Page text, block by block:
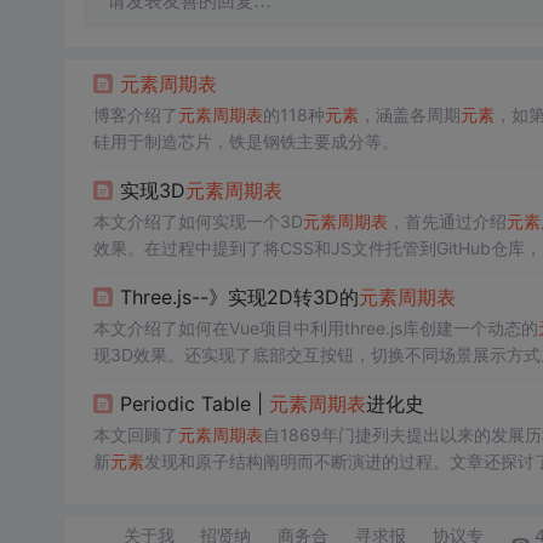
元素周期表
博客介绍了元素周期表的118种元素，涵盖各周期元素，如
硅用于制造芯片，铁是钢铁主要成分等。
实现3D元素周期表
本文介绍了如何实现一个3D元素周期表 ，首先通过介绍元素
效果。在过程中提到了将CSS和JS文件托管到GitHub仓库
Three.js--》实现2D转3D的元素周期表
本文介绍了如何在Vue项目中利用three.js库创建一个动态的
现3D效果。还实现了底部交互按钮，切换不同场景展示方
Periodic Table | 元素周期表进化史
本文回顾了元素周期表自1869年门捷列夫提出以来的发展
新元素发现和原子结构阐明而不断演进的过程。文章还探讨
关于我 招贤纳 商务合 寻求报 协议专